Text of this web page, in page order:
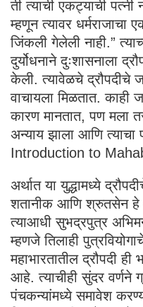
ती त्याची एकट्याची
म्हणून त्यावर धर्मराजाचा
जिंकली गेलेली नाही.”
दुर्योधनाने दुःशासनाला
केली. त्यावेळचे द्रौपदीचे
वाचायला मिळतात. काही
कारण मानतात, पण मला
अन्याय झाला आणि त्याचा
Introduction to
अर्थात या युद्धामध्ये
शतानीक आणि श्रुतसेन हे
त्याआधी सुभद्रपुत्र
म्हणजे तिलाही
महाभारतातील द्रौपदी
आहे. त्याचीही सुंदर वर्णने
पंचकन्यांमध्ये समावेश